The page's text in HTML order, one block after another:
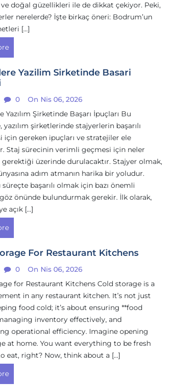
ve doğal güzellikleri ile de dikkat çekiyor. Peki,
nerelerde? İşte birkaç öneri: Bodrum’un
[…]
Yazilim Sirketinde Basari
0
On Nis 06, 2026
Yazılım Şirketinde Başarı İpuçları Bu
yazılım şirketlerinde stajyerlerin başarılı
için gereken ipuçları ve stratejiler ele
Staj sürecinin verimli geçmesi için neler
gerektiği üzerinde durulacaktır. Stajyer olmak,
adım atmanın harika bir yoludur.
başarılı olmak için bazı önemli
önünde bulundurmak gerekir. İlk olarak,
açık […]
For Restaurant Kitchens
0
On Nis 06, 2026
for Restaurant Kitchens Cold storage is a
in any restaurant kitchen. It’s not just
food cold; it’s about ensuring **food
inventory effectively, and
operational efficiency. Imagine opening
at home. You want everything to be fresh
eat, right? Now, think about a […]